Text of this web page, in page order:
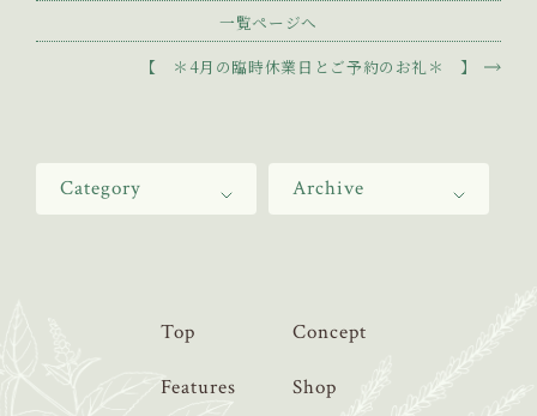
一覧ページへ
【 ＊4月の臨時休業日とご予約のお礼＊ 】
Category Archive
Top Concept
Features Shop